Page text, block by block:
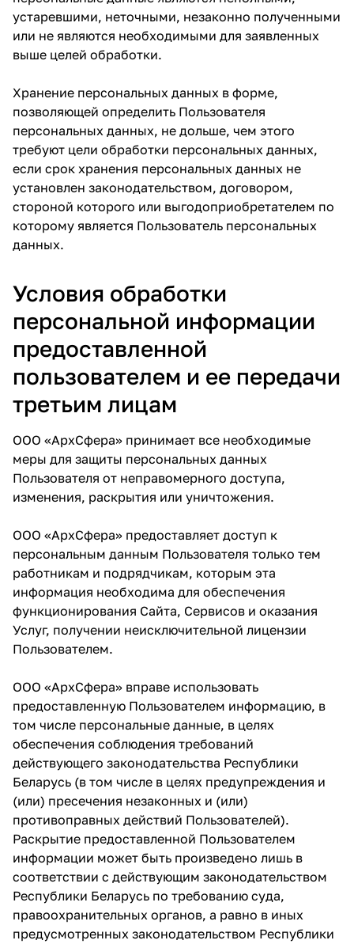
устаревшими, неточными, незаконно полученными
или не являются необходимыми для заявленных
выше целей обработки.
Хранение персональных данных в форме,
позволяющей определить Пользователя
персональных данных, не дольше, чем этого
требуют цели обработки персональных данных,
если срок хранения персональных данных не
установлен законодательством, договором,
стороной которого или выгодоприобретателем по
которому является Пользователь персональных
данных.
Условия обработки
персональной информации
предоставленной
пользователем и ее передачи
третьим лицам
ООО «АрхСфера» принимает все необходимые
меры для защиты персональных данных
Пользователя от неправомерного доступа,
изменения, раскрытия или уничтожения.
ООО «АрхСфера» предоставляет доступ к
персональным данным Пользователя только тем
работникам и подрядчикам, которым эта
информация необходима для обеспечения
функционирования Сайта, Сервисов и оказания
Услуг, получении неисключительной лицензии
Пользователем.
ООО «АрхСфера» вправе использовать
предоставленную Пользователем информацию, в
том числе персональные данные, в целях
обеспечения соблюдения требований
действующего законодательства Республики
Беларусь (в том числе в целях предупреждения и
(или) пресечения незаконных и (или)
противоправных действий Пользователей).
Раскрытие предоставленной Пользователем
информации может быть произведено лишь в
соответствии с действующим законодательством
Республики Беларусь по требованию суда,
правоохранительных органов, а равно в иных
предусмотренных законодательством Республики